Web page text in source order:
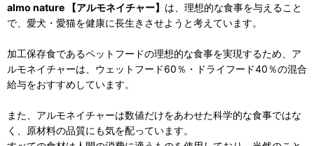
almo nature 【アルモネイチャー】 は、理想的な食事を与えること
で、愛犬・愛猫を健康に長生きさせようと考えています。
加工保存食であるペットフードの理想的な食事を実現するため、ア
ルモネイチャーは、ウェットフード60％・ドライフード40％の混合
給与をおすすめしています。
また、アルモネイチャーは数値だけをあわせた科学的な食事ではな
く、原材料の品質にも気を配っています。